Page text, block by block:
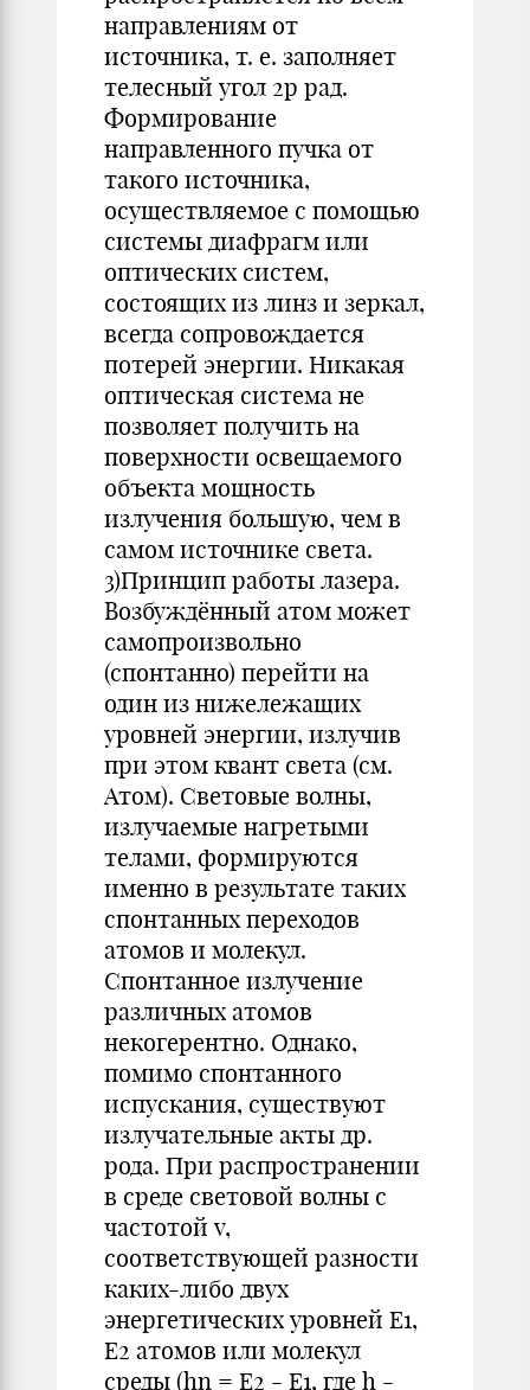
направлениям от
источника, т. е. заполняет
телесный угол 2p рад.
Формирование
направленного пучка от
такого источника,
осуществляемое с помощью
системы диафрагм или
оптических систем,
состоящих из линз и зеркал,
всегда сопровождается
потерей энергии. Никакая
оптическая система не
позволяет получить на
поверхности освещаемого
объекта мощность
излучения большую, чем в
самом источнике света.
3)Принцип работы лазера.
Возбуждённый атом может
самопроизвольно
(спонтанно) перейти на
один из нижележащих
уровней энергии, излучив
при этом квант света (см.
Атом). Световые волны,
излучаемые нагретыми
телами, формируются
именно в результате таких
спонтанных переходов
атомов и молекул.
Спонтанное излучение
различных атомов
некогерентно. Однако,
помимо спонтанного
испускания, существуют
излучательные акты др.
рода. При распространении
в среде световой волны с
частотой v,
соответствующей разности
каких-либо двух
энергетических уровней E1,
E2 атомов или молекул
среды (hn = E2 - E1, где h -